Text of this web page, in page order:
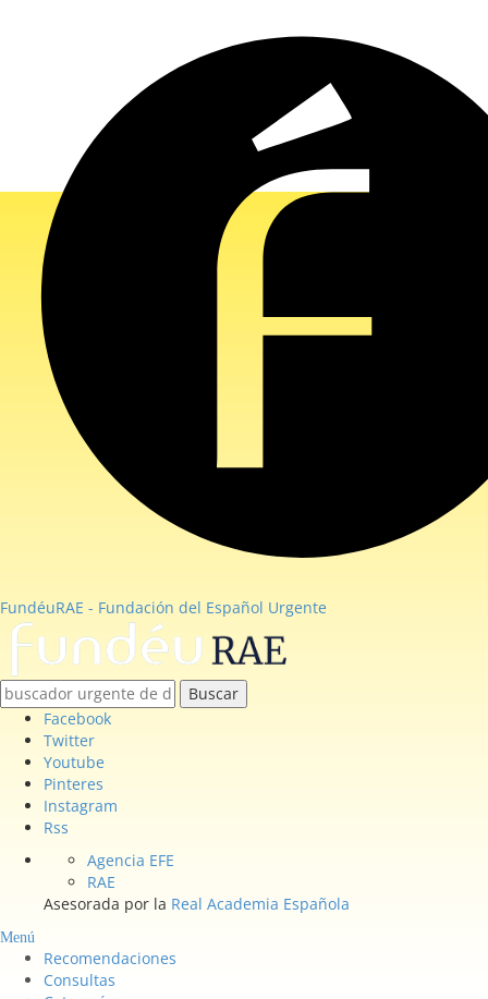
FundéuRAE - Fundación del Español Urgente
Buscar
Facebook
Twitter
Youtube
Pinteres
Instagram
Rss
Agencia EFE
RAE
Asesorada por la Real Academia Española
Menú
Recomendaciones
Consultas